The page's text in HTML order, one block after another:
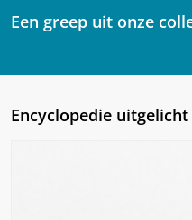
Een greep uit onze
Encyclopedie uitgelicht